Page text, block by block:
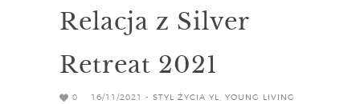
Relacja z Silver
Retreat 2021
0 16/11/2021 - STYL ŻYCIA YL YOUNG LIVING